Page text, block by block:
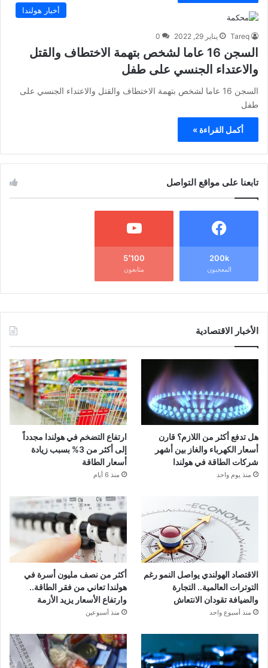
أخبار هولندا
Tareq يناير 29, 2022 0
السجن 16 عاما لشخص بتهمة الاختطاف والقتل
والاعتداء الجنسي على طفل
السجن 16 عاما لشخص بتهمة الاختطاف والقتل والاعتداء الجنسي على
طفل
أكمل القراءة »
تابعنا على مواقع التواصل
200k
المعجبون
5٬100
متابعون
الأخبار الاقتصادية
هل تدفع أكثر من اللازم؟ قارن
أسعار الكهرباء والغاز بين أشهر
شركات الطاقة في هولندا
منذ يوم واحد
ارتفاع التضخم في هولندا مجدداً
إلى أكثر من 3% بسبب زيادة
أسعار الطاقة
منذ 6 أيام
الاقتصاد الهولندي يواصل النمو رغم
التوترات العالمية.. التجارة
والضيافة تقودان الانتعاش
منذ أسبوع واحد
أكثر من نصف مليون أسرة في
هولندا تعاني من فقر الطاقة..
وارتفاع الأسعار يزيد الأزمة
منذ أسبوعين